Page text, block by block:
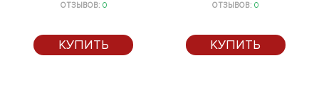
ОТЗЫВОВ: 0
КУПИТЬ
ОТЗЫВОВ:0
КУПИТЬ